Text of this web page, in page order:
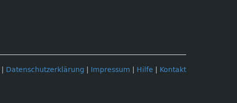
Datenschutzerklärung Impressum Hilfe Kontakt